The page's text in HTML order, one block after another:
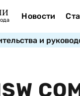
Новости
и